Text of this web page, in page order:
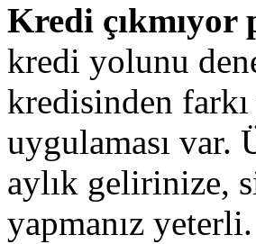
Kredi çıkmıyor
kredi yolunu
kredisinden
uygulaması var.
aylık gelirinize,
yapmanız yeterli.